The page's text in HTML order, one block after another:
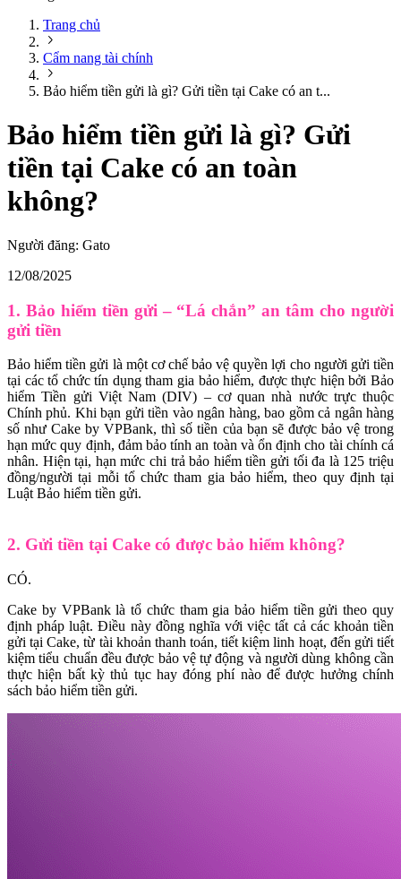
Trang chủ
Cẩm nang tài chính
Bảo hiểm tiền gửi là gì? Gửi tiền tại Cake có an t...
Bảo hiểm tiền gửi là gì? Gửi
tiền tại Cake có an toàn
không?
Người đăng: Gato
12/08/2025
1. Bảo hiểm tiền gửi – “Lá chắn” an tâm cho người
gửi tiền
Bảo hiểm tiền gửi là một cơ chế bảo vệ quyền lợi cho người gửi tiền
tại các tổ chức tín dụng tham gia bảo hiểm, được thực hiện bởi Bảo
hiểm Tiền gửi Việt Nam (DIV) – cơ quan nhà nước trực thuộc
Chính phủ. Khi bạn gửi tiền vào ngân hàng, bao gồm cả ngân hàng
số như Cake by VPBank, thì số tiền của bạn sẽ được bảo vệ trong
hạn mức quy định, đảm bảo tính an toàn và ổn định cho tài chính cá
nhân. Hiện tại, hạn mức chi trả bảo hiểm tiền gửi tối đa là 125 triệu
đồng/người tại mỗi tổ chức tham gia bảo hiểm, theo quy định tại
Luật Bảo hiểm tiền gửi.
2. Gửi tiền tại Cake có được bảo hiểm không?
CÓ.
Cake by VPBank là tổ chức tham gia bảo hiểm tiền gửi theo quy
định pháp luật. Điều này đồng nghĩa với việc tất cả các khoản tiền
gửi tại Cake, từ tài khoản thanh toán, tiết kiệm linh hoạt, đến gửi tiết
kiệm tiểu chuẩn đều được bảo vệ tự động và người dùng không cần
thực hiện bất kỳ thủ tục hay đóng phí nào để được hưởng chính
sách bảo hiểm tiền gửi.